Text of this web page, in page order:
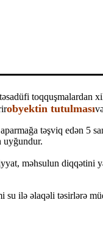
toqquşmalardan
obyektin tutulması
təşviq edən 5
uyğundur.
məhsulun diqqətini
ilə əlaqəli təsirlərə